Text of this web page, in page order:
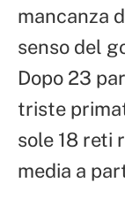
mancanza
senso del
Dopo 23
triste
sole 18 reti
media a